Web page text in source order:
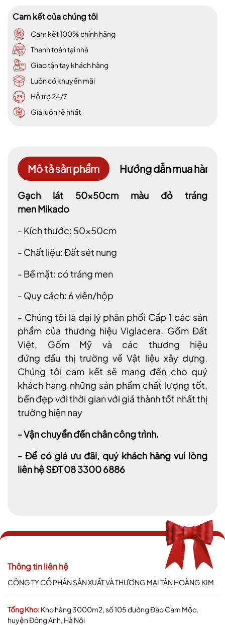
Cam kết của chúng tôi
Cam kết 100% chính hãng
Thanh toán tại nhà
Giao tận tay khách hàng
Luôn có khuyến mãi
Hỗ trợ 24/7
Giá luôn rẻ nhất
Mô tả sản phẩm Hướng dẫn mua hàng
Gạch lát 50x50cm màu đỏ tráng
men Mikado
- Kích thước: 50x50cm
- Chất liệu: Đất sét nung
- Bề mặt: có tráng men
- Quy cách: 6 viên/hộp
- Chúng tôi là đại lý phân phối Cấp 1 các sản
phẩm của thương hiệu Viglacera, Gốm Đất
Việt, Gốm Mỹ và các thương hiệu
đứng đầu thị trường về Vật liệu xây dựng.
Chúng tôi cam kết sẽ mang đến cho quý
khách hàng những sản phẩm chất lượng tốt,
bền đẹp với thời gian với giá thành tốt nhất thị
trường hiện nay
- Vận chuyển đến chân công trình.
- Để có giá ưu đãi, quý khách hàng vui lòng
liên hệ SĐT 08 3300 6886
Thông tin liên hệ
CÔNG TY CỔ PHẦN SẢN XUẤT VÀ THƯƠNG MẠI TÂN HOÀNG KIM
Tổng Kho:Kho hàng 3000m2, số 105 đường Đào Cam Mộc,
huyện Đông Anh, Hà Nội